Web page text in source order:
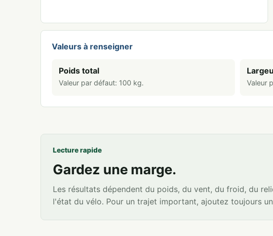
Valeurs à renseigner
Poids total
Valeur par défaut: 100 kg. Valeur
Lecture rapide
Gardez une marge.
Les résultats dépendent du poids, du vent, du froid, du
l'état du vélo. Pour un trajet important, ajoutez toujours